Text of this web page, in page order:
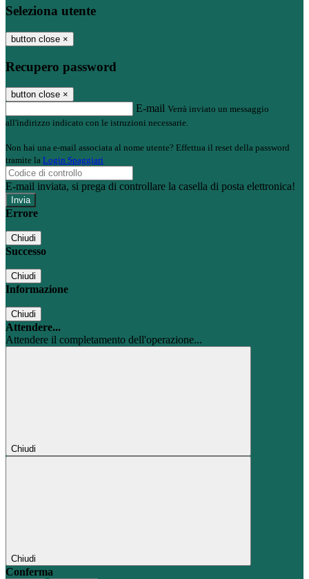
Seleziona utente
button close ×
Recupero password
button close ×
E-mail Verrà inviato un messaggio
all'indirizzo indicato con le istruzioni necessarie.
Non hai una e-mail associata al nome utente? Effettua il reset della password
tramite la Login Spaggiari
E-mail inviata, si prega di controllare la casella di posta elettronica!
Errore
Chiudi
Successo
Chiudi
Informazione
Chiudi
Attendere...
Attendere il completamento dell'operazione...
Chiudi
Chiudi
Conferma